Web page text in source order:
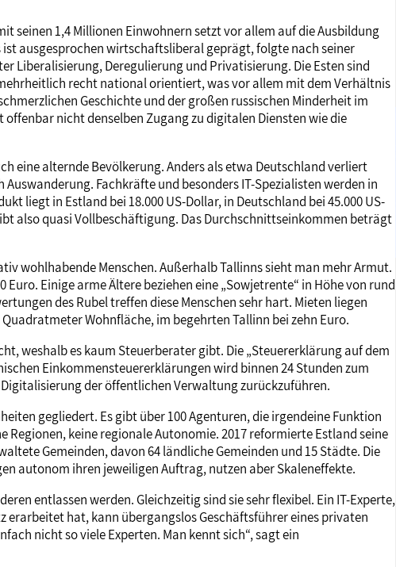
seinen 1,4 Millionen Einwohnern setzt vor allem auf die Ausbildung
ausgesprochen wirtschaftsliberal geprägt, folgte nach seiner
Liberalisierung, Deregulierung und Privatisierung. Die Esten sind
recht national orientiert, was vor allem mit dem Verhältnis
Geschichte und der großen russischen Minderheit im
nicht denselben Zugang zu digitalen Diensten wie die
eine alternde Bevölkerung. Anders als etwa Deutschland verliert
Fachkräfte und besonders IT-Spezialisten werden in
liegt in Estland bei 18.000 US-Dollar, in Deutschland bei 45.000 US-
also quasi Vollbeschäftigung. Das Durchschnittseinkommen beträgt
wohlhabende Menschen. Außerhalb Tallinns sieht man mehr Armut.
Einige arme Ältere beziehen eine „Sowjetrente“ in Höhe von rund
des Rubel treffen diese Menschen sehr hart. Mieten liegen
Wohnfläche, im begehrten Tallinn bei zehn Euro.
weshalb es kaum Steuerberater gibt. Die „Steuererklärung auf dem
Einkommensteuererklärungen wird binnen 24 Stunden zum
der öffentlichen Verwaltung zurückzuführen.
gegliedert. Es gibt über 100 Agenturen, die irgendeine Funktion
keine regionale Autonomie. 2017 reformierte Estland seine
Gemeinden, davon 64 ländliche Gemeinden und 15 Städte. Die
autonom ihren jeweiligen Auftrag, nutzen aber Skaleneffekte.
entlassen werden. Gleichzeitig sind sie sehr flexibel. Ein IT-Experte,
hat, kann übergangslos Geschäftsführer eines privaten
nicht so viele Experten. Man kennt sich“, sagt ein